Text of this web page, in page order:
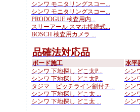
シンワ モニタリングスコー...
シンワ モニタリングスコー...
PRODOGUE 検査用内...
スリーアール スマホ接続式...
BOSCH 検査用カメラ ...
品確法対応品
ボード施工
シンワ 下地探し どこ太P...
シンワ 下地探し どこ太P...
タジマ ピッチライン割付チ...
シンワ 下地探し どこ太 ...
シンワ 下地探し どこ太 ...
水平
シン
シン
シン
シン
シン